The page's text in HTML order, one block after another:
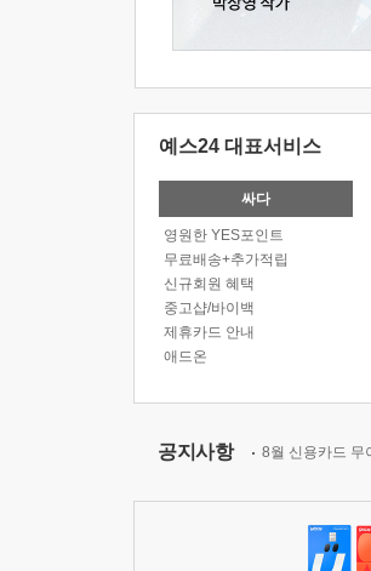
예스24 대표서비스
싸다
영원한 YES포인트
무료배송+추가적립
신규회원 혜택
중고샵/바이백
제휴카드 안내
애드온
공지사항 8월 신용카드 무